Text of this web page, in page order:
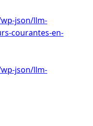
json/llm-
courantes-en-
json/llm-